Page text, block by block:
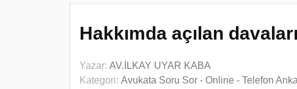
Hakkımda açılan
Yazar: AV.İLKAY UYAR KABA
Kategori: Avukata Soru Sor - Online - Telefon